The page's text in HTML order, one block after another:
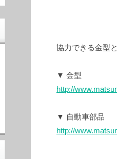
協力できる金型
▼ 金型
http://
▼ 自動車部品
http://